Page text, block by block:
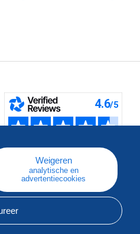
Weigeren
analytische en
advertentiecookies